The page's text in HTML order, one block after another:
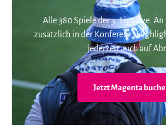
Alle 380 Spiele der 3. Liga live.
zusätzlich in der Konferenz.
jederzeit auch auf
Jetzt Magenta